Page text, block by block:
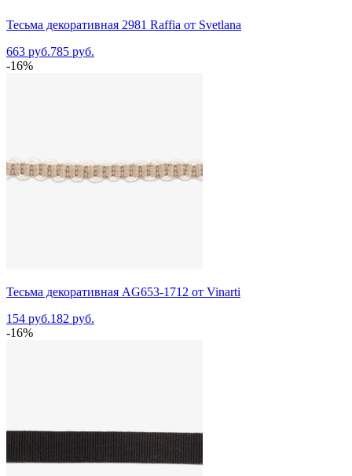
Тесьма декоративная 2981 Raffia от Svetlana
663 руб.785 руб.
-16%
Тесьма декоративная AG653-1712 от Vinarti
154 руб.182 руб.
-16%